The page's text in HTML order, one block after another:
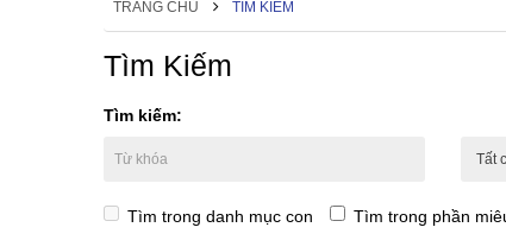
TRANG CHỦ TÌM KIẾM
Tìm Kiếm
Tìm kiếm:
Tìm trong danh mục con Tìm trong phần